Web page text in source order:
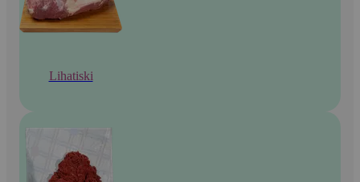
Lihatiski